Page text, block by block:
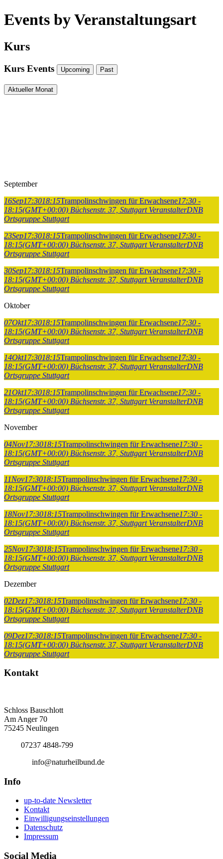
Events by Veranstaltungsart
Kurs
Kurs Events Upcoming Past
Aktueller Monat
September
16Sep17:3018:15Trampolinschwingen für Erwachsene17:30 -
18:15(GMT+00:00) Büchsenstr. 37, Stuttgart VeranstalterDNB
Ortsgruppe Stuttgart
23Sep17:3018:15Trampolinschwingen für Erwachsene17:30 -
18:15(GMT+00:00) Büchsenstr. 37, Stuttgart VeranstalterDNB
Ortsgruppe Stuttgart
30Sep17:3018:15Trampolinschwingen für Erwachsene17:30 -
18:15(GMT+00:00) Büchsenstr. 37, Stuttgart VeranstalterDNB
Ortsgruppe Stuttgart
Oktober
07Okt17:3018:15Trampolinschwingen für Erwachsene17:30 -
18:15(GMT+00:00) Büchsenstr. 37, Stuttgart VeranstalterDNB
Ortsgruppe Stuttgart
14Okt17:3018:15Trampolinschwingen für Erwachsene17:30 -
18:15(GMT+00:00) Büchsenstr. 37, Stuttgart VeranstalterDNB
Ortsgruppe Stuttgart
21Okt17:3018:15Trampolinschwingen für Erwachsene17:30 -
18:15(GMT+00:00) Büchsenstr. 37, Stuttgart VeranstalterDNB
Ortsgruppe Stuttgart
November
04Nov17:3018:15Trampolinschwingen für Erwachsene17:30 -
18:15(GMT+00:00) Büchsenstr. 37, Stuttgart VeranstalterDNB
Ortsgruppe Stuttgart
11Nov17:3018:15Trampolinschwingen für Erwachsene17:30 -
18:15(GMT+00:00) Büchsenstr. 37, Stuttgart VeranstalterDNB
Ortsgruppe Stuttgart
18Nov17:3018:15Trampolinschwingen für Erwachsene17:30 -
18:15(GMT+00:00) Büchsenstr. 37, Stuttgart VeranstalterDNB
Ortsgruppe Stuttgart
25Nov17:3018:15Trampolinschwingen für Erwachsene17:30 -
18:15(GMT+00:00) Büchsenstr. 37, Stuttgart VeranstalterDNB
Ortsgruppe Stuttgart
Dezember
02Dez17:3018:15Trampolinschwingen für Erwachsene17:30 -
18:15(GMT+00:00) Büchsenstr. 37, Stuttgart VeranstalterDNB
Ortsgruppe Stuttgart
09Dez17:3018:15Trampolinschwingen für Erwachsene17:30 -
18:15(GMT+00:00) Büchsenstr. 37, Stuttgart VeranstalterDNB
Ortsgruppe Stuttgart
Kontakt
Schloss Bauschlott
Am Anger 70
75245 Neulingen
07237 4848-799
info@naturheilbund.de
Info
up-to-date Newsletter
Kontakt
Einwilligungseinstellungen
Datenschutz
Impressum
Social Media